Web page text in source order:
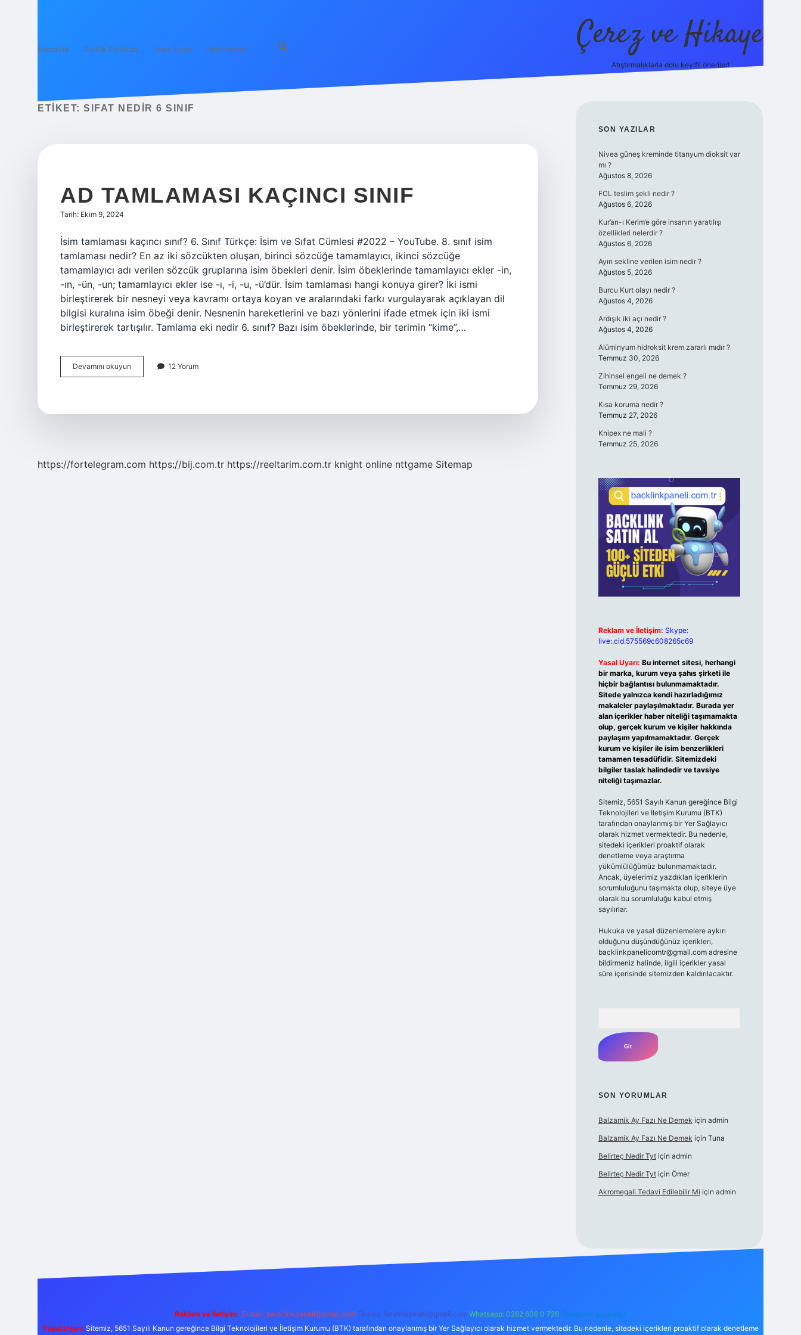
Anasayfa Gizlilik Politikası Yasal Uyarı Hakkımızda Çerez ve Hikaye
Atıştırmalıklarla dolu keyifli öneriler!
ETIKET: SIFAT NEDIR 6 SINIF
AD TAMLAMASI KAÇINCI SINIF
Tarih: Ekim 9, 2024
İsim tamlaması kaçıncı sınıf? 6. Sınıf Türkçe: İsim ve Sıfat Cümlesi #2022 – YouTube. 8. sınıf isim
tamlaması nedir? En az iki sözcükten oluşan, birinci sözcüğe tamamlayıcı, ikinci sözcüğe
tamamlayıcı adı verilen sözcük gruplarına isim öbekleri denir. İsim öbeklerinde tamamlayıcı ekler -in,
-ın, -ün, -un; tamamlayıcı ekler ise -ı, -i, -u, -ü’dür. İsim tamlaması hangi konuya girer? İki ismi
birleştirerek bir nesneyi veya kavramı ortaya koyan ve aralarındaki farkı vurgulayarak açıklayan dil
bilgisi kuralına isim öbeği denir. Nesnenin hareketlerini ve bazı yönlerini ifade etmek için iki ismi
birleştirerek tartışılır. Tamlama eki nedir 6. sınıf? Bazı isim öbeklerinde, bir terimin “kime”,…
Devamını okuyun
Tamlaması
12 Yorum
https://fortelegram.com https://bij.com.tr https://reeltarim.com.tr knight online nttgame Sitemap
SIDEBAR
SON YAZILAR
Nivea güneş kreminde titanyum dioksit var
mı ?
Ağustos 8, 2026
FCL teslim şekli nedir ?
Ağustos 6, 2026
Kur’an-ı Kerim’e göre insanın yaratılışı
özellikleri nelerdir ?
Ağustos 6, 2026
Ayın sekline verilen isim nedir ?
Ağustos 5, 2026
Burcu Kurt olayı nedir ?
Ağustos 4, 2026
Ardışık iki açı nedir ?
Ağustos 4, 2026
Alüminyum hidroksit krem zararlı mıdır ?
Temmuz 30, 2026
Zihinsel engeli ne demek ?
Temmuz 29, 2026
Kısa koruma nedir ?
Temmuz 27, 2026
Knipex ne mali ?
Temmuz 25, 2026
Reklam ve İletişim: Skype:
live:.cid.575569c608265c69
Yasal Uyarı: Bu internet sitesi, herhangi
bir marka, kurum veya şahıs şirketi ile
hiçbir bağlantısı bulunmamaktadır.
Sitede yalnızca kendi hazırladığımız
makaleler paylaşılmaktadır. Burada yer
alan içerikler haber niteliği taşımamakta
olup, gerçek kurum ve kişiler hakkında
paylaşım yapılmamaktadır. Gerçek
kurum ve kişiler ile isim benzerlikleri
tamamen tesadüfidir. Sitemizdeki
bilgiler taslak halindedir ve tavsiye
niteliği taşımazlar.
Sitemiz, 5651 Sayılı Kanun gereğince Bilgi
Teknolojileri ve İletişim Kurumu (BTK)
tarafından onaylanmış bir Yer Sağlayıcı
olarak hizmet vermektedir. Bu nedenle,
sitedeki içerikleri proaktif olarak
denetleme veya araştırma
yükümlülüğümüz bulunmamaktadır.
Ancak, üyelerimiz yazdıkları içeriklerin
sorumluluğunu taşımakta olup, siteye üye
olarak bu sorumluluğu kabul etmiş
sayılırlar.
Hukuka ve yasal düzenlemelere aykırı
olduğunu düşündüğünüz içerikleri,
backlinkpanelicomtr@gmail.comadresine
bildirmeniz halinde, ilgili içerikler yasal
süre içerisinde sitemizden kaldırılacaktır.
SON YORUMLAR
Balzamik Ay Fazı Ne Demek için admin
Balzamik Ay Fazı Ne Demek için Tuna
Belirteç Nedir Tytiçin admin
Belirteç Nedir Tytiçin Ömer
Akromegali Tedavi Edilebilir Mi için admin
Reklam ve İletişim: E-mail: backlinkpaneli@gmail.com Teams: forumhizmeti@gmail.com Whatsapp: 0262 606 0 726 Telegram: @karabul
Yasal Uyarı: Sitemiz, 5651 Sayılı Kanun gereğince Bilgi Teknolojileri ve İletişim Kurumu (BTK) tarafından onaylanmış bir Yer Sağlayıcı olarak hizmet vermektedir. Bu nedenle, sitedeki içerikleri proaktif olarak denetleme